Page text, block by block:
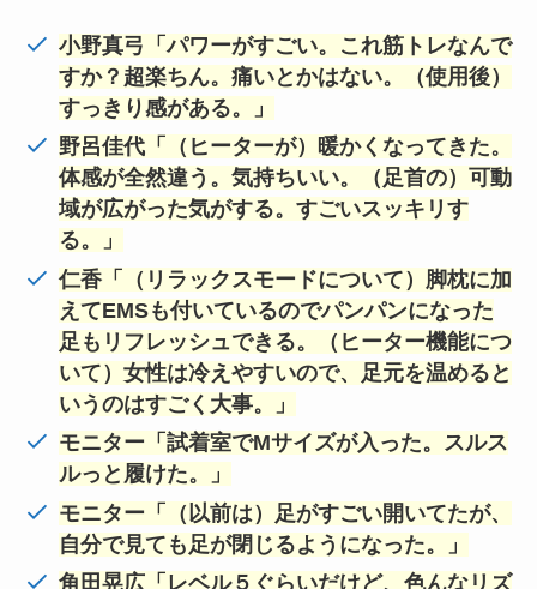
小野真弓「パワーがすごい。これ筋トレなんで
すか？超楽ちん。痛いとかはない。（使用後）
すっきり感がある。」
野呂佳代「（ヒーターが）暖かくなってきた。
体感が全然違う。気持ちいい。（足首の）可動
域が広がった気がする。すごいスッキリす
る。」
仁香「（リラックスモードについて）脚枕に加
えてEMSも付いているのでパンパンになった
足もリフレッシュできる。（ヒーター機能につ
いて）女性は冷えやすいので、足元を温めると
いうのはすごく大事。」
モニター「試着室でMサイズが入った。スルス
ルっと履けた。」
モニター「（以前は）足がすごい開いてたが、
自分で見ても足が閉じるようになった。」
角田晃広「レベル５ぐらいだけど、色んなリズ